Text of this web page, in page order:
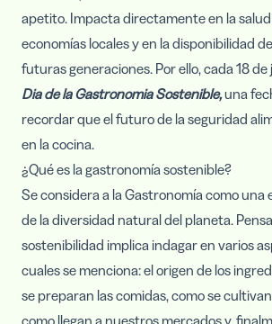
apetito. Impacta directamente en la
economías locales y en la disponibilidad
futuras generaciones. Por ello, cada 18 de
Dia de la Gastronomia Sostenible,una
recordar que el futuro de la seguridad
en la cocina.
¿Qué es la gastronomía sostenible?
Se considera a la Gastronomía como
de la diversidad natural del planeta.
sostenibilidad implica indagar en varios
cuales se menciona: el origen de los
se preparan las comidas, como se
como llegan a nuestros mercados y,